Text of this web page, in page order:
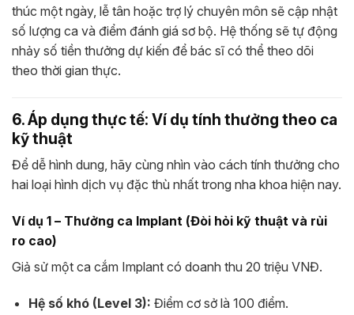
thúc một ngày, lễ tân hoặc trợ lý chuyên môn sẽ cập nhật
số lượng ca và điểm đánh giá sơ bộ. Hệ thống sẽ tự động
nhảy số tiền thưởng dự kiến để bác sĩ có thể theo dõi
theo thời gian thực.
6. Áp dụng thực tế: Ví dụ tính thưởng theo ca
kỹ thuật
Để dễ hình dung, hãy cùng nhìn vào cách tính thưởng cho
hai loại hình dịch vụ đặc thù nhất trong nha khoa hiện nay.
Ví dụ 1 – Thưởng ca Implant (Đòi hỏi kỹ thuật và rủi
ro cao)
Giả sử một ca cắm Implant có doanh thu 20 triệu VNĐ.
Hệ số khó (Level 3): Điểm cơ sở là 100 điểm.